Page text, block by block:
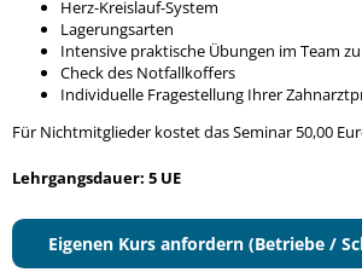
Herz-Kreislauf-System
Lagerungsarten
Intensive praktische Übungen im Team
Check des Notfallkoffers
Individuelle Fragestellung Ihrer
Für Nichtmitglieder kostet das Seminar 50,00
Lehrgangsdauer: 5 UE
Eigenen Kurs anfordern (Betriebe /